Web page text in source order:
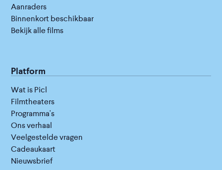
Aanraders
Binnenkort beschikbaar
Bekijk alle films
Platform
Wat is Picl
Filmtheaters
Programma's
Ons verhaal
Veelgestelde vragen
Cadeaukaart
Nieuwsbrief